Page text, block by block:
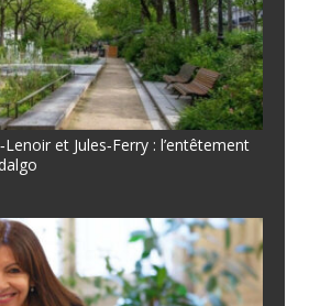
et Jules‐Ferry : l’entêtement